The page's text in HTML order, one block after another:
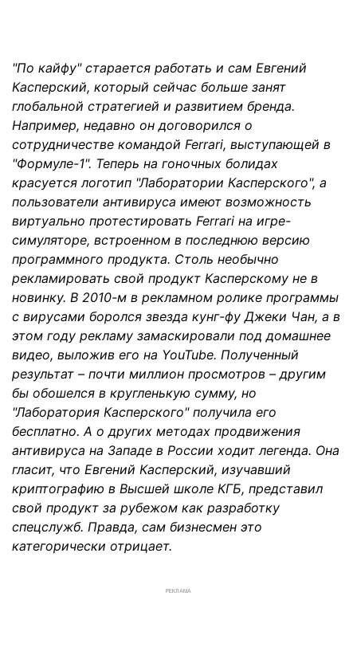
"По кайфу" старается работать и сам Евгений
Касперский, который сейчас больше занят
глобальной стратегией и развитием бренда.
Например, недавно он договорился о
сотрудничестве командой Ferrari, выступающей в
"Формуле-1". Теперь на гоночных болидах
красуется логотип "Лаборатории Касперского", а
пользователи антивируса имеют возможность
виртуально протестировать Ferrari на игре-
симуляторе, встроенном в последнюю версию
программного продукта. Столь необычно
рекламировать свой продукт Касперскому не в
новинку. В 2010-м в рекламном ролике программы
с вирусами боролся звезда кунг-фу Джеки Чан, а в
этом году рекламу замаскировали под домашнее
видео, выложив его на YouTube. Полученный
результат – почти миллион просмотров – другим
бы обошелся в кругленькую сумму, но
"Лаборатория Касперского" получила его
бесплатно. А о других методах продвижения
антивируса на Западе в России ходит легенда. Она
гласит, что Евгений Касперский, изучавший
криптографию в Высшей школе КГБ, представил
свой продукт за рубежом как разработку
спецслужб. Правда, сам бизнесмен это
категорически отрицает.
РЕКЛАМА